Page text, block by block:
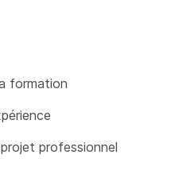
formation
professionnel